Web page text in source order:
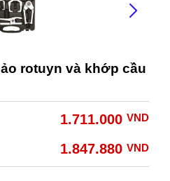
rotuyn và khớp cầu
1.711.000 VND
1.847.880 VND